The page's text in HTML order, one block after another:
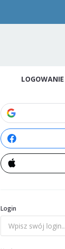
LOGOWANIE
Login